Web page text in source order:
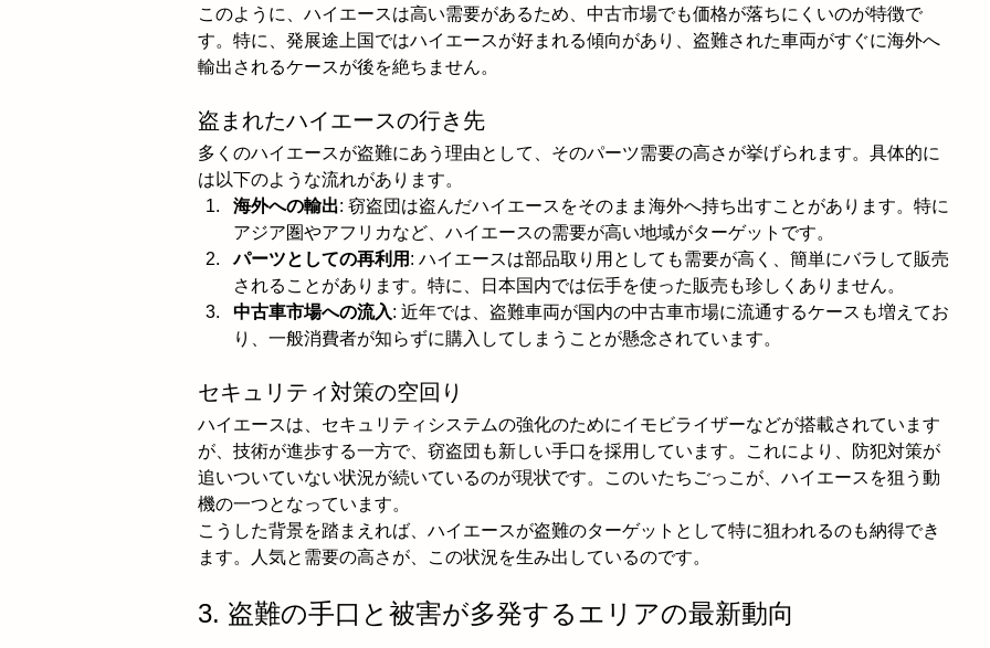
このように、ハイエースは高い需要があるため、中古市場でも価格が落ちにくいのが特徴で
す。特に、発展途上国ではハイエースが好まれる傾向があり、盗難された車両がすぐに海外へ
輸出されるケースが後を絶ちません。
盗まれたハイエースの行き先
多くのハイエースが盗難にあう理由として、そのパーツ需要の高さが挙げられます。具体的に
は以下のような流れがあります。
海外への輸出: 窃盗団は盗んだハイエースをそのまま海外へ持ち出すことがあります。特に
アジア圏やアフリカなど、ハイエースの需要が高い地域がターゲットです。
パーツとしての再利用 : ハイエースは部品取り用としても需要が高く、簡単にバラして販売
されることがあります。特に、日本国内では伝手を使った販売も珍しくありません。
中古車市場への流入: 近年では、盗難車両が国内の中古車市場に流通するケースも増えてお
り、一般消費者が知らずに購入してしまうことが懸念されています。
セキュリティ対策の空回り
ハイエースは、セキュリティシステムの強化のためにイモビライザーなどが搭載されています
が、技術が進歩する一方で、窃盗団も新しい手口を採用しています。これにより、防犯対策が
追いついていない状況が続いているのが現状です。このいたちごっこが、ハイエースを狙う動
機の一つとなっています。
こうした背景を踏まえれば、ハイエースが盗難のターゲットとして特に狙われるのも納得でき
ます。人気と需要の高さが、この状況を生み出しているのです。
3. 盗難の手口と被害が多発するエリアの最新動向